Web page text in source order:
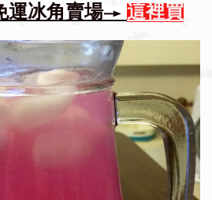
運冰角賣場→ 這裡買